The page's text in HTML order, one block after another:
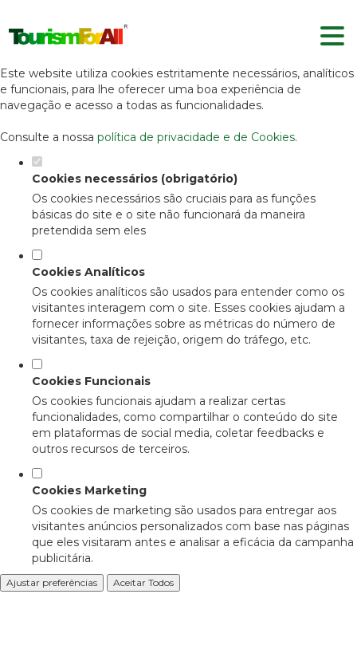
Defina as suas preferências de
cookies para este website.
Este website utiliza cookies estritamente necessários, analíticos
e funcionais, para lhe oferecer uma boa experiência de
navegação e acesso a todas as funcionalidades.
Consulte a nossa política de privacidade e de Cookies.
Cookies necessários (obrigatório)
Os cookies necessários são cruciais para as funções
básicas do site e o site não funcionará da maneira
pretendida sem eles
Cookies Analíticos
Os cookies analíticos são usados para entender como os
visitantes interagem com o site. Esses cookies ajudam a
fornecer informações sobre as métricas do número de
visitantes, taxa de rejeição, origem do tráfego, etc.
Cookies Funcionais
Os cookies funcionais ajudam a realizar certas
funcionalidades, como compartilhar o conteúdo do site
em plataformas de social media, coletar feedbacks e
outros recursos de terceiros.
Cookies Marketing
Os cookies de marketing são usados para entregar aos
visitantes anúncios personalizados com base nas páginas
que eles visitaram antes e analisar a eficácia da campanha
publicitária.
Ajustar preferências Aceitar Todos